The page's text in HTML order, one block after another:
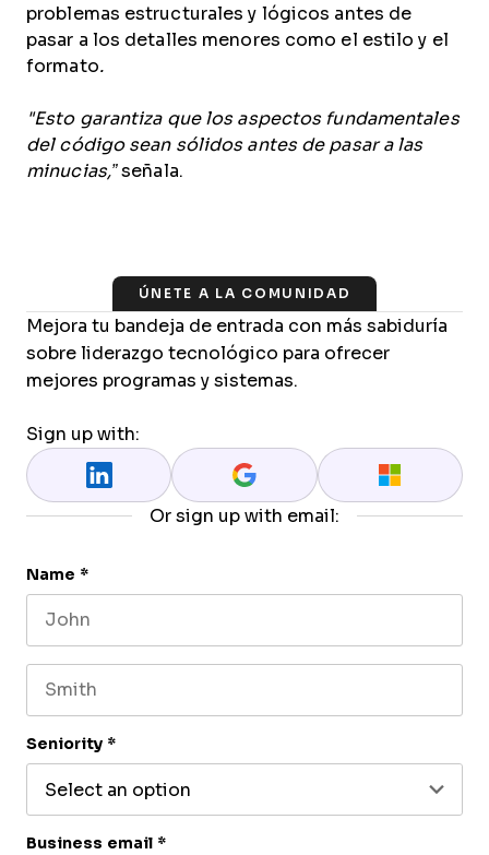
problemas estructurales y lógicos antes de
pasar a los detalles menores como el estilo y el
formato.
"Esto garantiza que los aspectos fundamentales
del código sean sólidos antes de pasar a las
minucias,”señala.
ÚNETE A LA COMUNIDAD
Mejora tu bandeja de entrada con más sabiduría
sobre liderazgo tecnológico para ofrecer
mejores programas y sistemas.
Sign up with:
Or sign up with email:
Name *
Seniority *
Business email *